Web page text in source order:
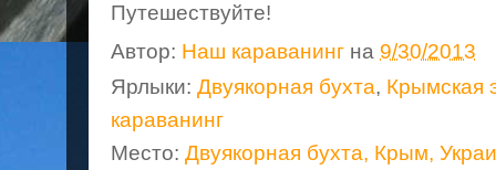
Путешествуйте!
Автор: Наш караванинг на 9/30/2013
Ярлыки: Двуякорная бухта, Крымская
караванинг
Место: Двуякорная бухта, Крым,